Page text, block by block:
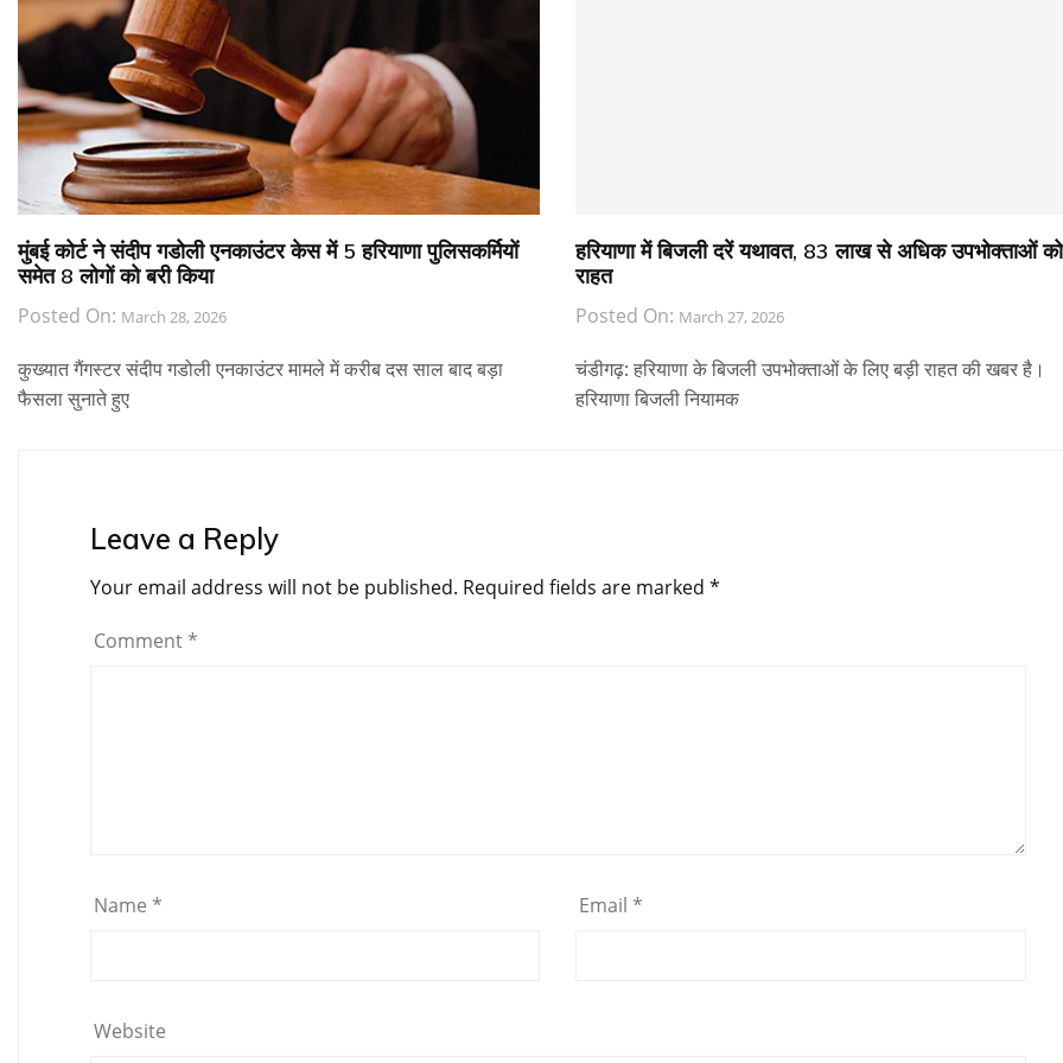
मुंबई कोर्ट ने संदीप गडोली एनकाउंटर केस में 5 हरियाणा पुलिसकर्मियों
समेत 8 लोगों को बरी किया
Posted On: March 28, 2026
कुख्यात गैंगस्टर संदीप गडोली एनकाउंटर मामले में करीब दस साल बाद बड़ा
फैसला सुनाते हुए
हरियाणा में बिजली दरें यथावत, 83 लाख से अधिक उपभोक्ताओं
राहत
Posted On: March 27, 2026
चंडीगढ़: हरियाणा के बिजली उपभोक्ताओं के लिए बड़ी राहत की खबर है।
हरियाणा बिजली नियामक
Leave a Reply
Your email address will not be published. Required fields are marked *
Comment *
Name * Email *
Website